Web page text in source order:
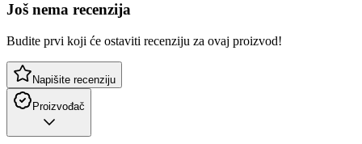
Još nema recenzija
Budite prvi koji će ostaviti recenziju za ovaj proizvod!
Napišite recenziju
Proizvođač